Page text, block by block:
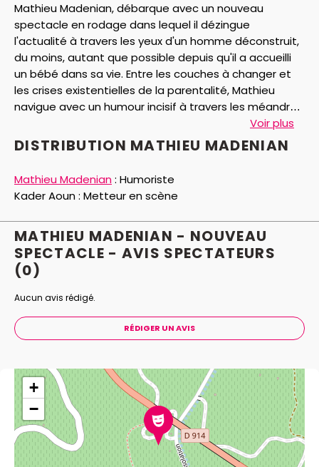
Mathieu Madenian, débarque avec un nouveau
spectacle en rodage dans lequel il dézingue
l'actualité à travers les yeux d'un homme déconstruit,
du moins, autant que possible depuis qu'il a accueilli
un bébé dans sa vie. Entre les couches à changer et
les crises existentielles de la parentalité, Mathieu
navigue avec un humour incisif à travers les méandres
Voir plus
DISTRIBUTION MATHIEU MADENIAN
Mathieu Madenian: Humoriste
Kader Aoun : Metteur en scène
MATHIEU MADENIAN - NOUVEAU
SPECTACLE - AVIS SPECTATEURS
(0)
Aucun avis rédigé.
RÉDIGER UN AVIS
+
−